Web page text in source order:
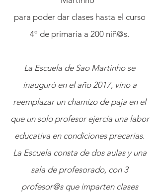
para poder dar clases hasta el curso
4º de primaria a 200 niñ@s.
La Escuela de Sao Martinho se
inauguró en el año 2017, vino a
reemplazar un chamizo de paja en el
que un solo profesor ejercía una labor
educativa en condiciones precarias.
La Escuela consta de dos aulas y una
sala de profesorado, con 3
profesor@s que imparten clases